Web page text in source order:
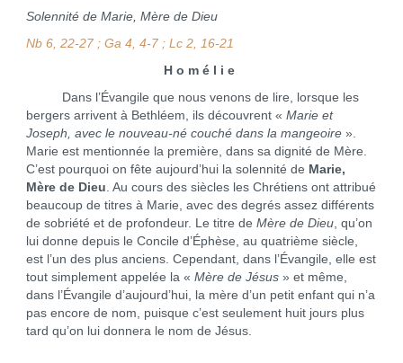
Solennité de Marie, Mère de Dieu
Nb 6, 22-27 ; Ga 4, 4-7 ; Lc 2, 16-21
H o m é l i e
Dans l’Évangile que nous venons de lire, lorsque les
bergers arrivent à Bethléem, ils découvrent « Marie et
Joseph, avec le nouveau-né couché dans la mangeoire».
Marie est mentionnée la première, dans sa dignité de Mère.
C’est pourquoi on fête aujourd’hui la solennité de Marie,
Mère de Dieu. Au cours des siècles les Chrétiens ont attribué
beaucoup de titres à Marie, avec des degrés assez différents
de sobriété et de profondeur. Le titre de Mère de Dieu, qu’on
lui donne depuis le Concile d’Éphèse, au quatrième siècle,
est l’un des plus anciens. Cependant, dans l’Évangile, elle est
tout simplement appelée la « Mère de Jésus» et même,
dans l’Évangile d’aujourd’hui, la mère d’un petit enfant qui n’a
pas encore de nom, puisque c’est seulement huit jours plus
tard qu’on lui donnera le nom de Jésus.